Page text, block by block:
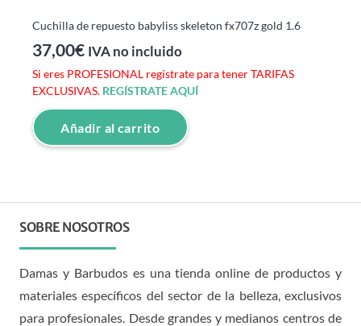
Cuchilla de repuesto babyliss skeleton fx707z gold 1.6
37,00€ IVA no incluido
Si eres PROFESIONAL regístrate para tener TARIFAS
EXCLUSIVAS. REGÍSTRATE AQUÍ
Añadir al carrito
SOBRE NOSOTROS
Damas y Barbudos es una tienda online de productos y
materiales específicos del sector de la belleza, exclusivos
para profesionales. Desde grandes y medianos centros de